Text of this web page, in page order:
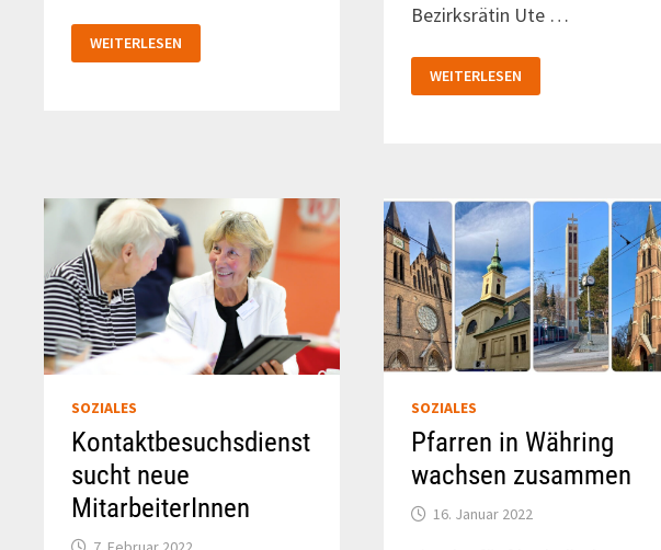
LUTHERKIRCHE
IST
WEITERLESEN
Bezirksrätin Ute …
IM
KREUZGASSENVIERTEL
WEITERLESEN
SOZIALES
Kontaktbesuchsdienst
sucht neue
MitarbeiterInnen
SOZIALES
Pfarren in Währing
wachsen zusammen
16. Januar 2022